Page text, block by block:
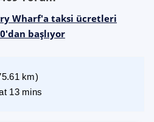
Wharf'a taksi ücretleri
başlıyor
km)
13 mins